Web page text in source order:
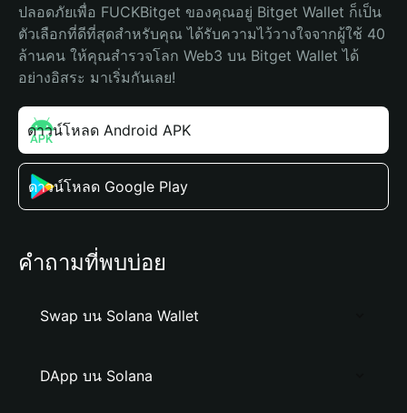
ปลอดภัยเพื่อ FUCKBitget ของคุณอยู่ Bitget Wallet ก็เป็น
ตัวเลือกที่ดีที่สุดสำหรับคุณ ได้รับความไว้วางใจจากผู้ใช้ 40
ล้านคน ให้คุณสำรวจโลก Web3 บน Bitget Wallet ได้
อย่างอิสระ มาเริ่มกันเลย!
ดาวน์โหลด Android APK
ดาวน์โหลด Google Play
คำถามที่พบบ่อย
Swap บน Solana Wallet
DApp บน Solana